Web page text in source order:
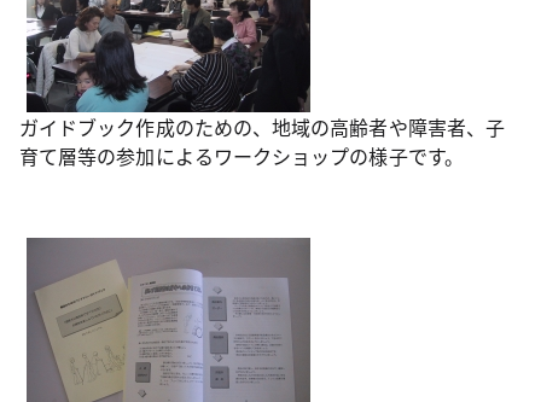
ガイドブック作成のための、地域の高齢者や障害者、子
育て層等の参加によるワークショップの様子です。